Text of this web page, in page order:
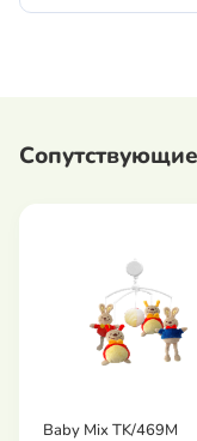
Независимо от
Размеры: 35 x 13
Возраст: с
Baby Mix TK/469M